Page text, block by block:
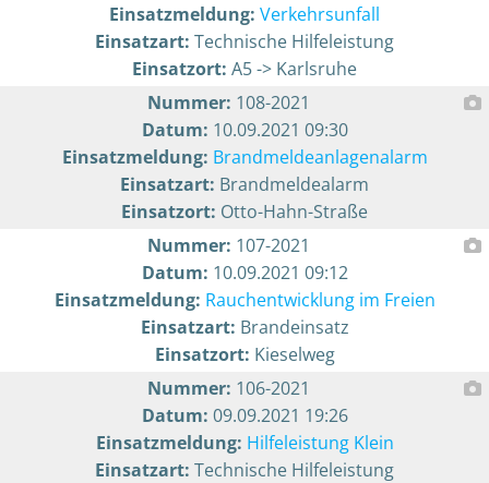
Einsatzmeldung: Verkehrsunfall
Einsatzart: Technische Hilfeleistung
Einsatzort: A5 -> Karlsruhe
Nummer: 108-2021
Datum: 10.09.2021 09:30
Einsatzmeldung: Brandmeldeanlagenalarm
Einsatzart: Brandmeldealarm
Einsatzort: Otto-Hahn-Straße
Nummer: 107-2021
Datum: 10.09.2021 09:12
Einsatzmeldung: Rauchentwicklung im Freien
Einsatzart: Brandeinsatz
Einsatzort: Kieselweg
Nummer: 106-2021
Datum: 09.09.2021 19:26
Einsatzmeldung: Hilfeleistung Klein
Einsatzart: Technische Hilfeleistung